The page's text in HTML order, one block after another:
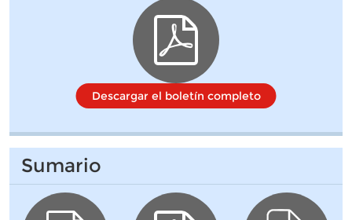
Descargar el boletín completo
Sumario